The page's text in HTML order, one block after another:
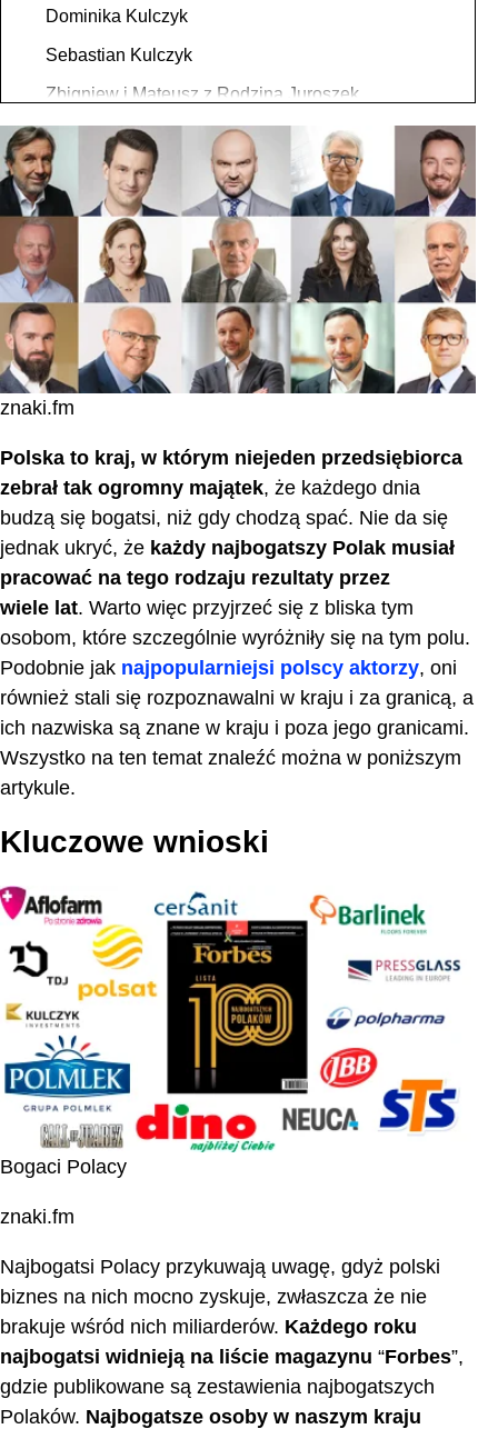
Dominika Kulczyk
Sebastian Kulczyk
Zbigniew i Mateusz z Rodziną Juroszek
Arkadiusz Muś
Andrzej Grabowski
Jerzy Borucki
Jacek, Wojciech i Tomasz Furman
Susan Wojcicki
Tomasz Domogała
Jacek Szwajcowski
Pełna lista najbogatszych ludzi
Najczęściej zadawane pytania
znaki.fm
Polska to kraj, w którym niejeden przedsiębiorca
zebrał tak ogromny majątek, że każdego dnia
budzą się bogatsi, niż gdy chodzą spać. Nie da się
jednak ukryć, że każdy najbogatszy Polak musiał
pracować na tego rodzaju rezultaty przez
wiele lat. Warto więc przyjrzeć się z bliska tym
osobom, które szczególnie wyróżniły się na tym polu.
Podobnie jak najpopularniejsi polscy aktorzy, oni
również stali się rozpoznawalni w kraju i za granicą, a
ich nazwiska są znane w kraju i poza jego granicami.
Wszystko na ten temat znaleźć można w poniższym
artykule.
Kluczowe wnioski
Bogaci Polacy
znaki.fm
Najbogatsi Polacy przykuwają uwagę, gdyż polski
biznes na nich mocno zyskuje, zwłaszcza że nie
brakuje wśród nich miliarderów. Każdego roku
najbogatsi widnieją na liście magazynu “Forbes”,
gdzie publikowane są zestawienia najbogatszych
Polaków. Najbogatsze osoby w naszym kraju